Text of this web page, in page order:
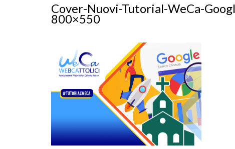
Cover-Nuovi-Tutorial-WeCa-
800×550